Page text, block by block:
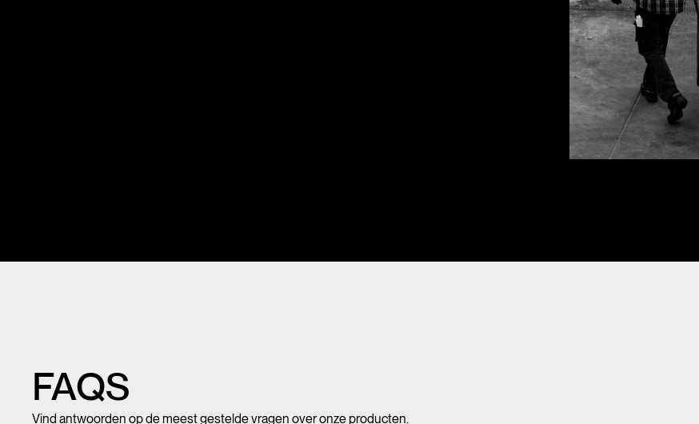
FAQS
Vind antwoorden op de meest gestelde vragen over onze producten.